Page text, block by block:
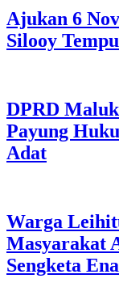
Ajukan 6
Silooy
DPRD
Payung
Adat
Warga
Masyarakat
Sengketa